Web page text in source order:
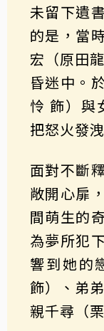
未留下遺
的是，當
宏（原田
昏迷中。
怜 飾）與
把怒火發
面對不斷
敞開心扉
間萌生的
為夢所犯
響到她的
飾）、弟
親千尋（